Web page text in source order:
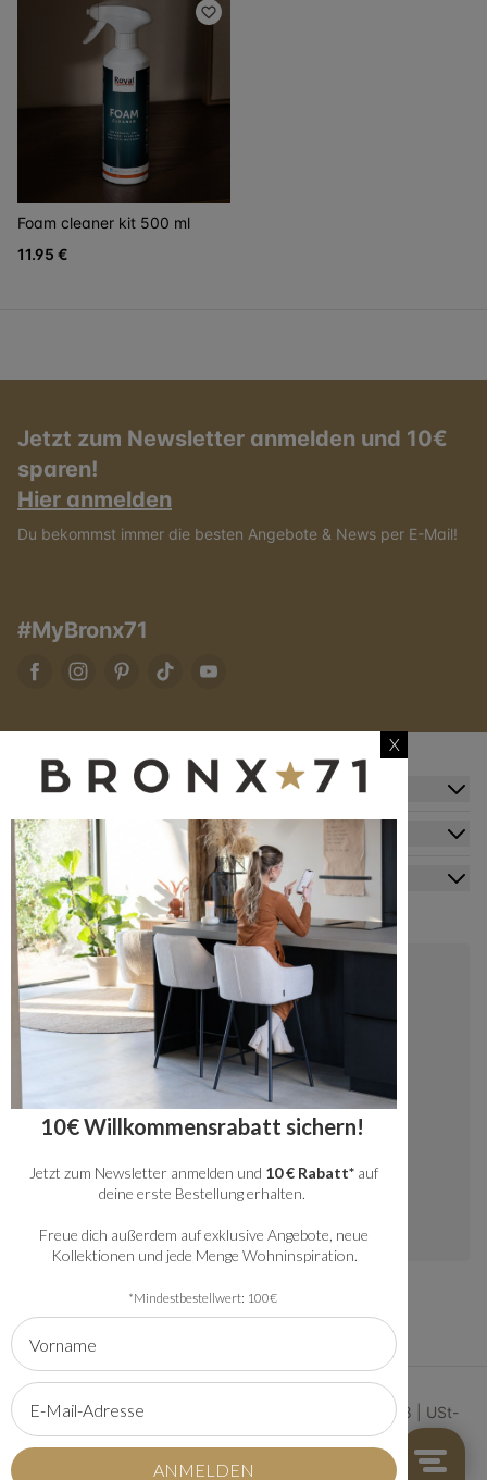
Foam cleaner kit 500 ml
11.95 €
Jetzt zum Newsletter anmelden und 10€
sparen!
Hier anmelden
Du bekommst immer die besten Angebote & News per E-Mail!
#MyBronx71
Zusatzinformation
Kundendienst
Mein Konto
Kontakt
+49 20341512060
kundenservice@bronx71.com
Wir reagieren werktags innerhalb von 48
Stunden auf deine Fragen.
Instagram
© 2026 | Bronx71 | Handelsregister Nummer 61134368 | USt-
IdNr: NL854222881B01
X
10€ Willkommensrabatt sichern!
Jetzt zum Newsletter anmelden und 10 € Rabatt* auf
deine erste Bestellung erhalten.
Freue dich außerdem auf exklusive Angebote, neue
Kollektionen und jede Menge Wohninspiration.
*Mindestbestellwert: 100€